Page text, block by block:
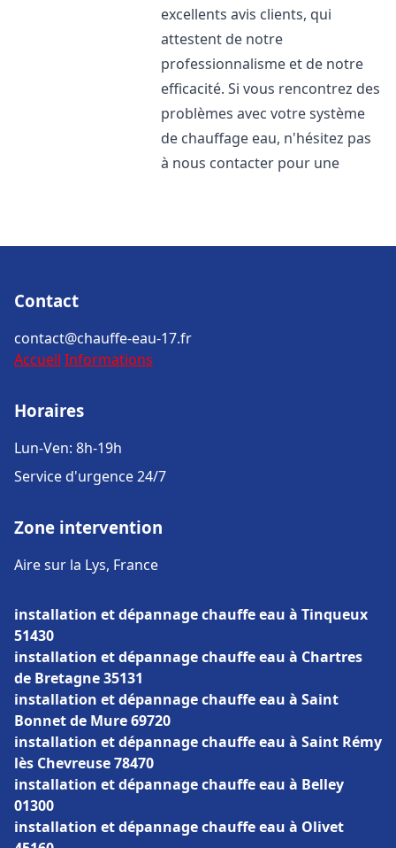
excellents avis clients, qui
attestent de notre
professionnalisme et de notre
efficacité. Si vous rencontrez des
problèmes avec votre système
de chauffage eau, n'hésitez pas
à nous contacter pour une
Contact
contact@chauffe-eau-17.fr
Accueil Informations
Horaires
Lun-Ven: 8h-19h
Service d'urgence 24/7
Zone intervention
Aire sur la Lys, France
installation et dépannage chauffe eau à Tinqueux
51430
installation et dépannage chauffe eau à Chartres
de Bretagne 35131
installation et dépannage chauffe eau à Saint
Bonnet de Mure 69720
installation et dépannage chauffe eau à Saint Rémy
lès Chevreuse 78470
installation et dépannage chauffe eau à Belley
01300
installation et dépannage chauffe eau à Olivet